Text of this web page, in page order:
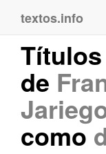
textos.info
de
como